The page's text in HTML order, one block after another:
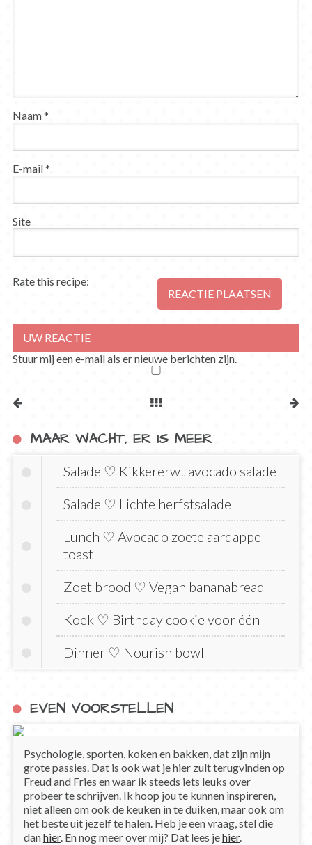
Naam*
E-mail*
Site
Rate this recipe:
Stuur mij een e-mail als er nieuwe berichten zijn.
MAAR WACHT, ER IS MEER
Salade ♡ Kikkererwt avocado salade
Salade ♡ Lichte herfstsalade
Lunch ♡ Avocado zoete aardappel
toast
Zoet brood ♡ Vegan bananabread
Koek ♡ Birthday cookie voor één
Dinner ♡ Nourish bowl
EVEN VOORSTELLEN
Psychologie, sporten, koken en bakken, dat zijn mijn
grote passies. Dat is ook wat je hier zult terugvinden op
Freud and Fries en waar ik steeds iets leuks over
probeer te schrijven. Ik hoop jou te kunnen inspireren,
niet alleen om ook de keuken in te duiken, maar ook om
het beste uit jezelf te halen. Heb je een vraag, stel die
danhier. En nog meer over mij? Dat lees jehier.